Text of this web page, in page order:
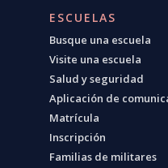
ESCUELAS
Busque una escuela
Visite una escuela
Salud y seguridad
Aplicación de
Matrícula
Inscripción
Familias de militares